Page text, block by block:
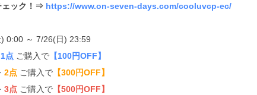
ェック！⇒ https://www.on-seven-days.com/cooluvcp-ec/
0:00 ～ 7/26(日) 23:59
1点 ご購入で 【100円OFF】
2点 ご購入で 【300円OFF】
3点 ご購入で 【500円OFF】